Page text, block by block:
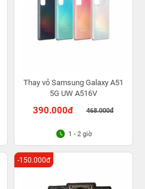
Thay vỏ Samsung Galaxy A51
5G UW A516V
390.000đ 468.000đ
1 - 2 giờ
-150.000đ